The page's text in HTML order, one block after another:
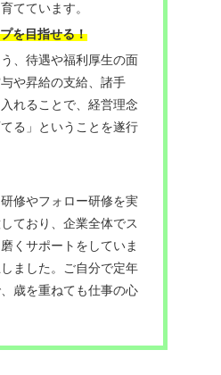
てています。
を目指せる！
、待遇や福利厚生の面
や昇給の支給、諸手
れることで、経営理念
る」ということを遂行
修やフォロー研修を実
ており、企業全体でス
くサポートをしていま
ました。ご自分で定年
歳を重ねても仕事の心